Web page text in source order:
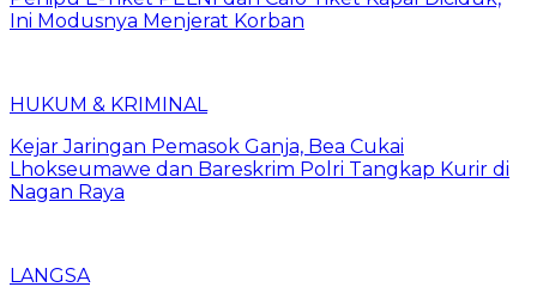
Ini Modusnya Menjerat Korban
HUKUM & KRIMINAL
Kejar Jaringan Pemasok Ganja, Bea Cukai
Lhokseumawe dan Bareskrim Polri Tangkap Kurir di
Nagan Raya
LANGSA